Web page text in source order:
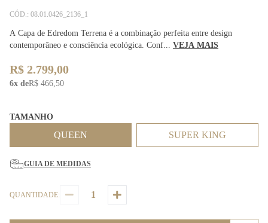
CÓD.: 08.01.0426_2136_1
A Capa de Edredom Terrena é a combinação perfeita entre design
contemporâneo e consciência ecológica. Conf... VEJA MAIS
R$ 2.799,00
6x deR$ 466,50
TAMANHO
QUEEN SUPER KING
GUIA DE MEDIDAS
QUANTIDADE: